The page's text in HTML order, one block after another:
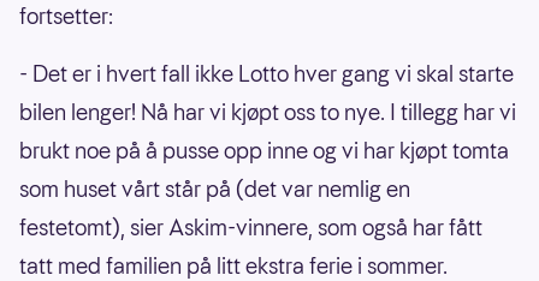
fortsetter:
- Det er i hvert fall ikke Lotto hver gang vi skal starte
bilen lenger! Nå har vi kjøpt oss to nye. I tillegg har vi
brukt noe på å pusse opp inne og vi har kjøpt tomta
som huset vårt står på (det var nemlig en
festetomt), sier Askim-vinnere, som også har fått
tatt med familien på litt ekstra ferie i sommer.